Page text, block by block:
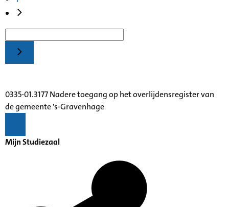
0335-01.3177 Nadere toegang op het overlijdensregister van
de gemeente 's-Gravenhage
Mijn Studiezaal